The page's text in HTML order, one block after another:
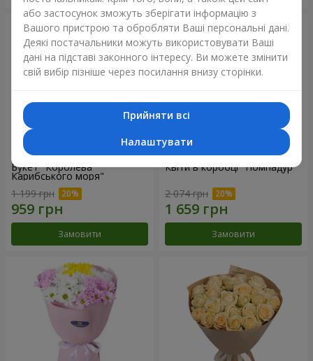
Букет "Королева
Карибського моря"
1 199 грн
Замовити
Квіти в коробці "Помпадур"
2 074 грн
Замовити
або застосунок зможуть зберігати інформацію з
Вашого пристрою та обробляти Ваші персональні дані.
Деякі постачальники можуть використовувати Ваші
дані на підставі законного інтересу. Ви можете змінити
свій вибір пізніше через посилання внизу сторінки.
Прийняти всі
Налаштувати